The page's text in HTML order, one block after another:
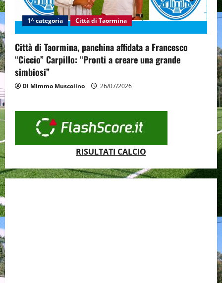
1^ categoria Città di Taormina
Città di Taormina, panchina affidata a Francesco
“Ciccio” Carpillo: “Pronti a creare una grande
simbiosi”
Di Mimmo Muscolino 26/07/2026
RISULTATI CALCIO